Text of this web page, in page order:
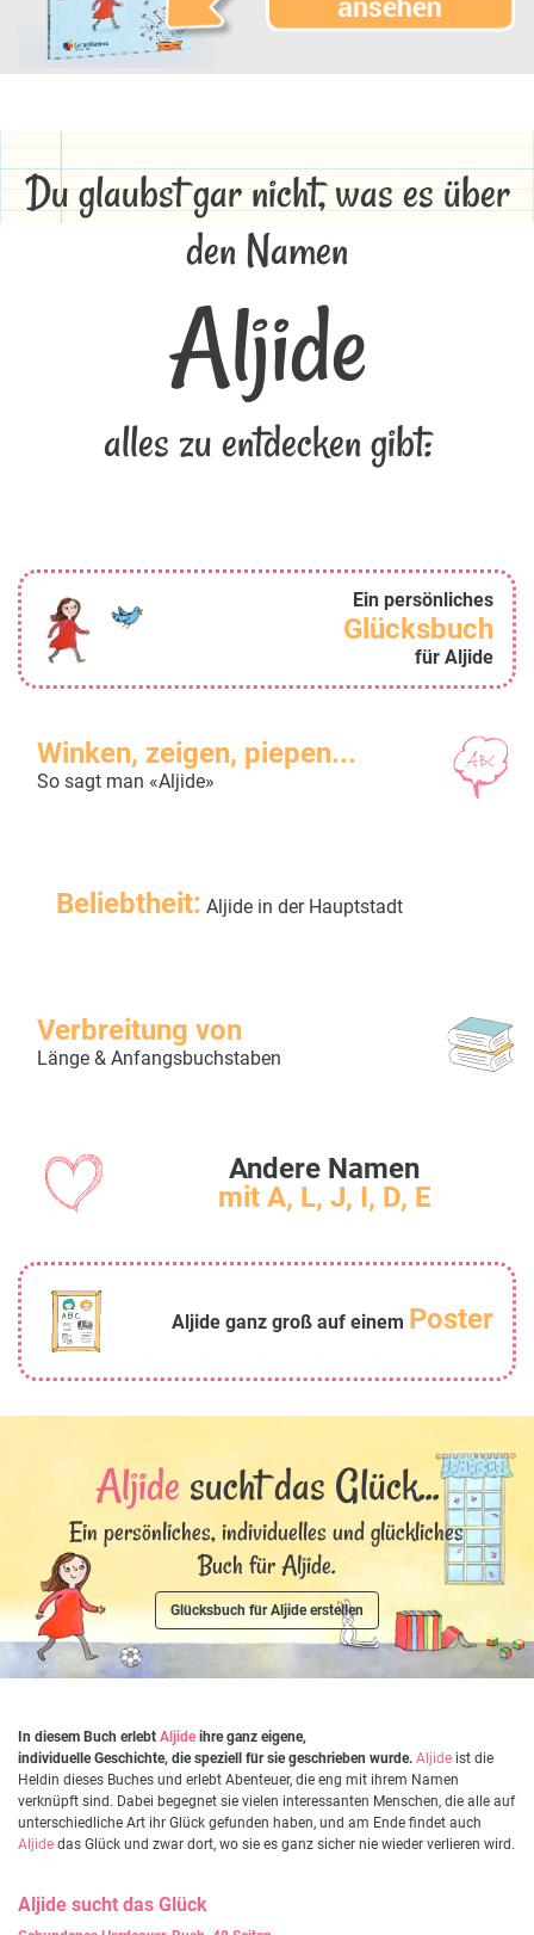
Du glaubst gar nicht, was es über
den Namen
Aljide
alles zu entdecken gibt:
Ein persönliches
Glücksbuch
für Aljide
Winken, zeigen, piepen...
So sagt man «Aljide»
Beliebtheit: Aljide in der Hauptstadt
Verbreitung von
Länge & Anfangsbuchstaben
Andere Namen
mit A, L, J, I, D, E
Aljide ganz groß auf einem Poster
Aljide sucht das Glück...
Ein persönliches, individuelles und glückliches
Buch für Aljide.
Glücksbuch für Aljide erstellen
In diesem Buch erlebt Aljideihre ganz eigene,
individuelle Geschichte, die speziell für sie geschrieben wurde. Aljide ist die
Heldin dieses Buches und erlebt Abenteuer, die eng mit ihrem Namen
verknüpft sind. Dabei begegnet sie vielen interessanten Menschen, die alle auf
unterschiedliche Art ihr Glück gefunden haben, und am Ende findet auch
Aljide das Glück und zwar dort, wo sie es ganz sicher nie wieder verlieren wird.
Aljide sucht das Glück